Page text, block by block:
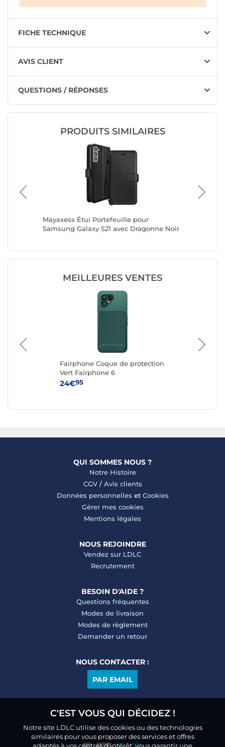
C'EST VOUS QUI DÉCIDEZ !
Notre site LDLC utilise des cookies ou des technologies
similaires pour vous proposer des services et offres
FICHE TECHNIQUE
AVIS CLIENT
QUESTIONS / RÉPONSES
PRODUITS SIMILAIRES
Mayaxess Étui Portefeuille pour
Samsung Galaxy S21 avec Dragonne Noir
MEILLEURES VENTES
Fairphone Coque de protection
Vert Fairphone 6
24€95
QUI SOMMES NOUS ?
Notre Histoire
CGV/ Avis clients
Données personnelles et Cookies
Gérer mes cookies
Mentions légales
NOUS REJOINDRE
Vendez sur LDLC
Recrutement
BESOIN D'AIDE ?
Questions fréquentes
Modes de livraison
Modes de règlement
Demander un retour
NOUS CONTACTER :
PAR EMAIL